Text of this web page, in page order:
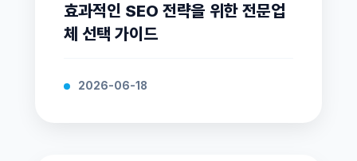
효과적인 SEO 전략을 위한 전문업
체 선택 가이드
2026-06-18